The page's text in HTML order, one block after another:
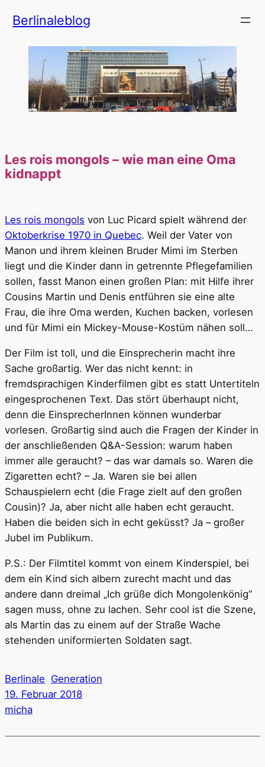
Inhalt
Berlinaleblog
Les rois mongols – wie man eine Oma
kidnappt
Les rois mongols von Luc Picard spielt während der
Oktoberkrise 1970 in Quebec. Weil der Vater von
Manon und ihrem kleinen Bruder Mimi im Sterben
liegt und die Kinder dann in getrennte Pflegefamilien
sollen, fasst Manon einen großen Plan: mit Hilfe ihrer
Cousins Martin und Denis entführen sie eine alte
Frau, die ihre Oma werden, Kuchen backen, vorlesen
und für Mimi ein Mickey-Mouse-Kostüm nähen soll…
Der Film ist toll, und die Einsprecherin macht ihre
Sache großartig. Wer das nicht kennt: in
fremdsprachigen Kinderfilmen gibt es statt Untertiteln
eingesprochenen Text. Das stört überhaupt nicht,
denn die EinsprecherInnen können wunderbar
vorlesen. Großartig sind auch die Fragen der Kinder in
der anschließenden Q&A-Session: warum haben
immer alle geraucht? – das war damals so. Waren die
Zigaretten echt? – Ja. Waren sie bei allen
Schauspielern echt (die Frage zielt auf den großen
Cousin)? Ja, aber nicht alle haben echt geraucht.
Haben die beiden sich in echt geküsst? Ja – großer
Jubel im Publikum.
P.S.: Der Filmtitel kommt von einem Kinderspiel, bei
dem ein Kind sich albern zurecht macht und das
andere dann dreimal „Ich grüße dich Mongolenkönig“
sagen muss, ohne zu lachen. Sehr cool ist die Szene,
als Martin das zu einem auf der Straße Wache
stehenden uniformierten Soldaten sagt.
Berlinale Generation
19. Februar 2018
micha